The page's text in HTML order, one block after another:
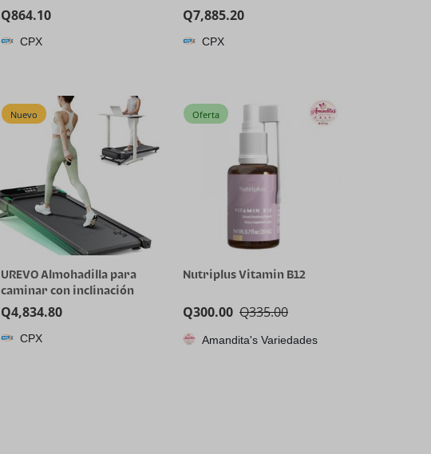
para Halloween y cosplay
Q864.10
CPX
356°F Cordless Steam
Cleaner | 25000 Pa Suction
for Hard Floor, 203°F Self-
Tangle
Q7,885.20
CPX
Nuevo
UREVO Almohadilla para
caminar con inclinación
automática con aplicación
de IA, caminadora
motorizada silenciosa sin
Q4,834.80
CPX
Oferta
Nutriplus Vitamin B12
Q335.00
Q300.00
Amandita's Variedades